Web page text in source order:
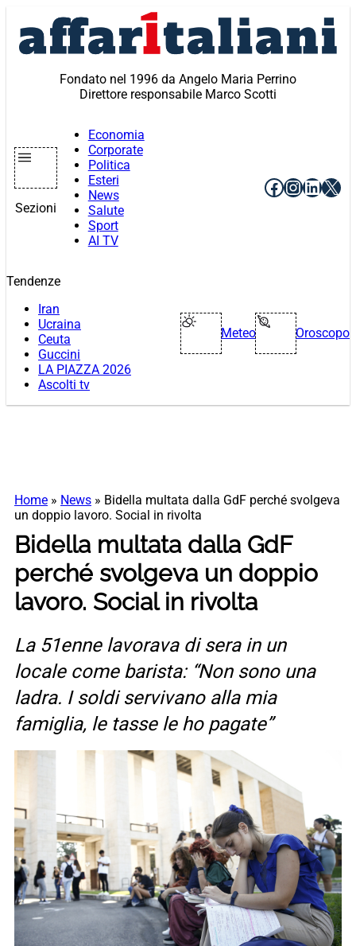
contenuto
Fondato nel 1996 da Angelo Maria Perrino
Direttore responsabile Marco Scotti
Sezioni
Economia
Corporate
Politica
Esteri
News
Salute
Sport
AI TV
Facebook
X
Tendenze
Iran
Ucraina
Ceuta
Guccini
LA PIAZZA 2026
Ascolti tv
Meteo Oroscopo
Home » News » Bidella multata dalla GdF perché svolgeva
un doppio lavoro. Social in rivolta
Bidella multata dalla GdF
perché svolgeva un doppio
lavoro. Social in rivolta
La 51enne lavorava di sera in un
locale come barista: “Non sono una
ladra. I soldi servivano alla mia
famiglia, le tasse le ho pagate”